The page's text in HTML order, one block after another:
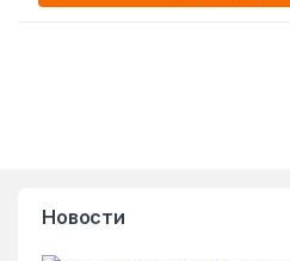
Новости